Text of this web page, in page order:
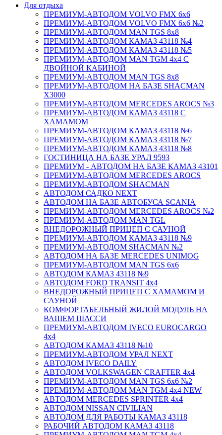
Для отдыха
ПРЕМИУМ-АВТОДОМ VOLVO FMX 6x6
ПРЕМИУМ-АВТОДОМ VOLVO FMX 6x6 №2
ПРЕМИУМ-АВТОДОМ MAN TGS 8х8
ПРЕМИУМ-АВТОДОМ КАМАЗ 43118 №4
ПРЕМИУМ-АВТОДОМ КАМАЗ 43118 №5
ПРЕМИУМ-АВТОДОМ MAN TGM 4х4 С
ДВОЙНОЙ КАБИНОЙ
ПРЕМИУМ-АВТОДОМ MAN TGS 8х8
ПРЕМИУМ-АВТОДОМ НА БАЗЕ SHACMAN
X3000
ПРЕМИУМ-АВТОДОМ MERCEDES AROCS №3
ПРЕМИУМ-АВТОДОМ КАМАЗ 43118 С
ХАМАМОМ
ПРЕМИУМ-АВТОДОМ КАМАЗ 43118 №6
ПРЕМИУМ-АВТОДОМ КАМАЗ 43118 №7
ПРЕМИУМ-АВТОДОМ КАМАЗ 43118 №8
ГОСТИНИЦА НА БАЗЕ УРАЛ 9593
ПРЕМИУМ - АВТОДОМ НА БАЗЕ КАМАЗ 43101
ПРЕМИУМ-АВТОДОМ MERCEDES AROCS
ПРЕМИУМ-АВТОДОМ SHACMAN
АВТОДОМ САДКО NEXT
АВТОДОМ НА БАЗЕ АВТОБУСА SCANIA
ПРЕМИУМ-АВТОДОМ MERCEDES AROCS №2
ПРЕМИУМ-АВТОДОМ MAN TGL
ВНЕДОРОЖНЫЙ ПРИЦЕП С САУНОЙ
ПРЕМИУМ-АВТОДОМ КАМАЗ 43118 №9
ПРЕМИУМ-АВТОДОМ SHACMAN №2
АВТОДОМ НА БАЗЕ MERCEDES UNIMOG
ПРЕМИУМ-АВТОДОМ MAN TGS 6х6
АВТОДОМ КАМАЗ 43118 №9
АВТОДОМ FORD TRANSIT 4x4
ВНЕДОРОЖНЫЙ ПРИЦЕП С ХАМАМОМ И
САУНОЙ
КОМФОРТАБЕЛЬНЫЙ ЖИЛОЙ МОДУЛЬ НА
ВАШЕМ ШАССИ
ПРЕМИУМ-АВТОДОМ IVECO EUROCARGO
4х4
АВТОДОМ КАМАЗ 43118 №10
ПРЕМИУМ-АВТОДОМ УРАЛ NEXT
АВТОДОМ IVECO DAILY
АВТОДОМ VOLKSWAGEN CRAFTER 4х4
ПРЕМИУМ-АВТОДОМ MAN TGS 6х6 №2
ПРЕМИУМ-АВТОДОМ MAN TGM 4x4 NEW
АВТОДОМ MERCEDES SPRINTER 4x4
АВТОДОМ NISSAN CIVILIAN
АВТОДОМ ДЛЯ РАБОТЫ КАМАЗ 43118
РАБОЧИЙ АВТОДОМ КАМАЗ 43118